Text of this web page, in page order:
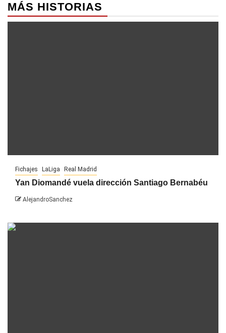
MÁS HISTORIAS
Fichajes LaLiga Real Madrid
Yan Diomandé vuela dirección Santiago Bernabéu
AlejandroSanchez